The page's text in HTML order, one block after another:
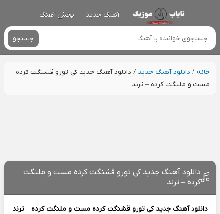
آهنگ جدید پخش آهنگ
جستجو
خانه/ دانلود آهنگ جدید / دانلود آهنگ جدید کی تورو قشنگت کرده
مست و ملنگت کرده – ترند
دانلود آهنگ جدید کی تورو قشنگت کرده مست و ملنگت
کرده – ترند
دانلود آهنگ جدیدکی تورو قشنگت کرده مست و ملنگت کرده – ترند